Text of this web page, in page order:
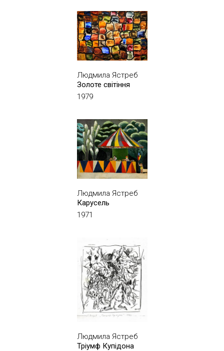
Людмила Ястреб
Золоте світіння
1979
Людмила Ястреб
Карусель
1971
Людмила Ястреб
Тріумф Купідона